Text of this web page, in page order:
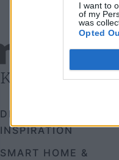
I want to
of my
was
Opted
Κατηγορίες
DESIGN &
INSPIRATION
SMART HOME &